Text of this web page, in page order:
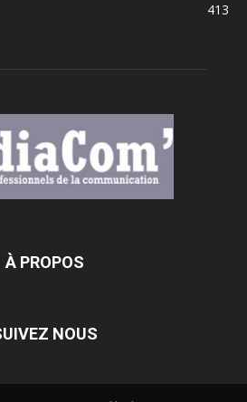
413
À PROPOS
NOUS